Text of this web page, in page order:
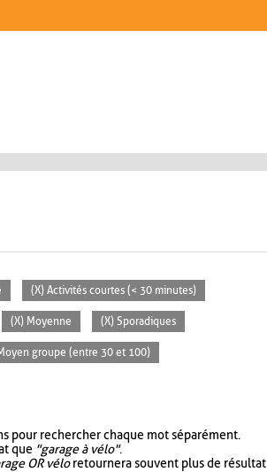
(X) Activités courtes (< 30 minutes)
(X) Moyenne (X) Sporadiques
groupe (entre 30 et 100)
pour rechercher chaque mot séparément.
que "garage à vélo".
OR véloretournera souvent plus de résultat